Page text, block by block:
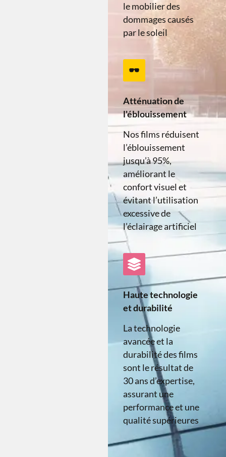
le mobilier des
dommages causés
par le soleil​
Atténuation de
l'éblouissement
Nos films réduisent
l’éblouissement
jusqu’à 95%,
améliorant le
confort visuel et
évitant l’utilisation
excessive de
l’éclairage artificiel
Haute technologie
et durabilité
La technologie
avancée et la
durabilité des films
sont le résultat de
30 ans d’expertise,
assurant une
performance et une
qualité supérieures